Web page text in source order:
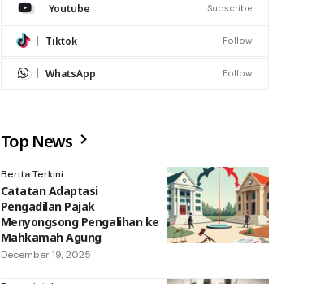
Youtube Subscribe
Tiktok Follow
WhatsApp Follow
Top News
Berita Terkini
Catatan Adaptasi
Pengadilan Pajak
Menyongsong Pengalihan ke
Mahkamah Agung
December 19, 2025